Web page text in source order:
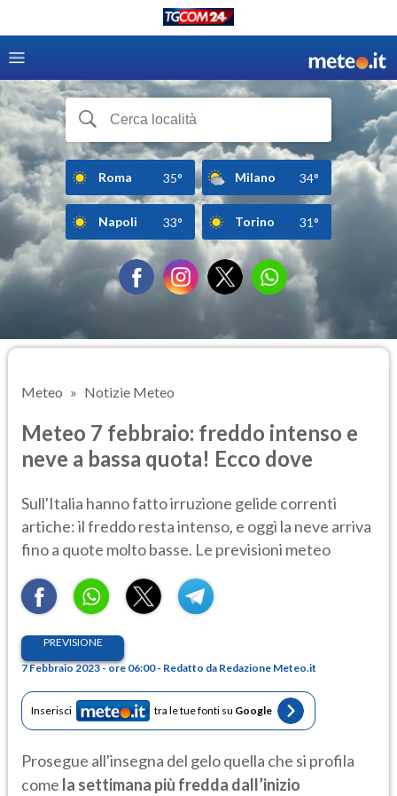
Roma 35° Milano 34°
Napoli 33° Torino 31°
Meteo Notizie Meteo
Meteo 7 febbraio: freddo intenso e
neve a bassa quota! Ecco dove
Sull'Italia hanno fatto irruzione gelide correnti
artiche: il freddo resta intenso, e oggi la neve arriva
fino a quote molto basse. Le previsioni meteo
PREVISIONE
7 Febbraio 2023 - ore 06:00 - Redatto da Redazione Meteo.it
Inserisci tra le tue fonti su Google
Prosegue all'insegna del gelo quella che si profila
come la settimana più fredda dall’inizio